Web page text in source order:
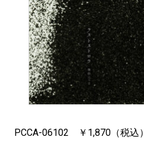
PCCA-06102 ￥1,870（税込）